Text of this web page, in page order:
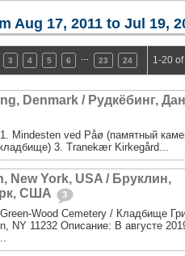
Aug 17, 2011 to Jul 19,
3 4 5 6 23 24 1-20
Denmark / Рудкёбинг,
Mindesten ved Påø (памятный
3. Tranekær Kirkegård...
New York, USA / Бруклин,
США
3
Wood Cemetery / Кладбище
NY 11232 Описание: В августе